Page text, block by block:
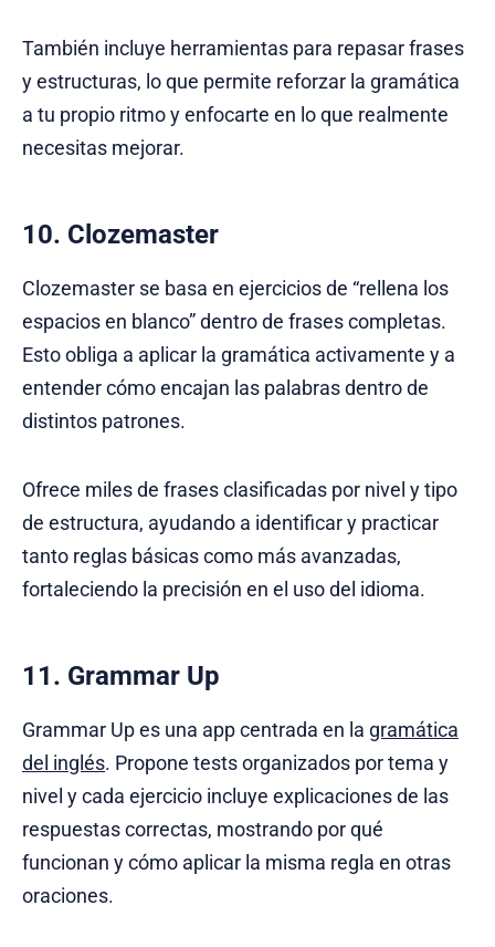
También incluye herramientas para repasar frases
y estructuras, lo que permite reforzar la gramática
a tu propio ritmo y enfocarte en lo que realmente
necesitas mejorar.
10. Clozemaster
Clozemaster se basa en ejercicios de “rellena los
espacios en blanco” dentro de frases completas.
Esto obliga a aplicar la gramática activamente y a
entender cómo encajan las palabras dentro de
distintos patrones.
Ofrece miles de frases clasificadas por nivel y tipo
de estructura, ayudando a identificar y practicar
tanto reglas básicas como más avanzadas,
fortaleciendo la precisión en el uso del idioma.
11. Grammar Up
Grammar Up es una app centrada en la gramática
del inglés. Propone tests organizados por tema y
nivel y cada ejercicio incluye explicaciones de las
respuestas correctas, mostrando por qué
funcionan y cómo aplicar la misma regla en otras
oraciones.